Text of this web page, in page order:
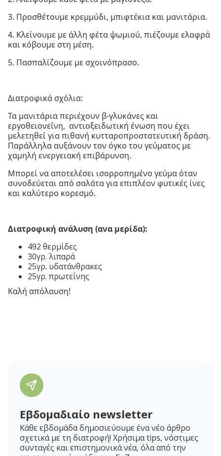
3. Προσθέτουμε κρεμμύδι, μπιφτέκια και μανιτάρια.
4. Κλείνουμε με άλλη φέτα ψωμιού, πιέζουμε ελαφρά
και κόβουμε στη μέση.
5. Πασπαλίζουμε με σχοινόπρασο.
Διατροφικά σχόλια:
Τα μανιτάρια περιέχουν β-γλυκάνες και
εργοθειονεΐνη, αντιοξειδωτική ένωση που έχει
μελετηθεί για πιθανή κυτταροπροστατευτική δράση.
Παράλληλα αυξάνουν τον όγκο του γεύματος με
χαμηλή ενεργειακή επιβάρυνση.
Μπορεί να αποτελέσει ισορροπημένο γεύμα όταν
συνοδεύεται από σαλάτα για επιπλέον φυτικές ίνες
και καλύτερο κορεσμό.
Διατροφική ανάλυση (ανα μερίδα):
492 θερμίδες
30γρ. λιπαρά
25γρ. υδατάνθρακες
25γρ. πρωτεΐνης
Καλή απόλαυση!
Εβδομαδιαίο newsletter
Κάθε εβδομάδα δημοσιεύουμε ένα νέο άρθρο
σχετικά με τη διατροφή! Χρήσιμα tips, νόστιμες
συνταγές και επιστημονικά νέα, όλα από την